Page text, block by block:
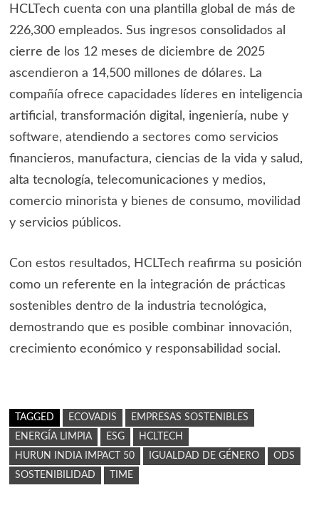
HCLTech cuenta con una plantilla global de más de
226,300 empleados. Sus ingresos consolidados al
cierre de los 12 meses de diciembre de 2025
ascendieron a 14,500 millones de dólares. La
compañía ofrece capacidades líderes en inteligencia
artificial, transformación digital, ingeniería, nube y
software, atendiendo a sectores como servicios
financieros, manufactura, ciencias de la vida y salud,
alta tecnología, telecomunicaciones y medios,
comercio minorista y bienes de consumo, movilidad
y servicios públicos.
Con estos resultados, HCLTech reafirma su posición
como un referente en la integración de prácticas
sostenibles dentro de la industria tecnológica,
demostrando que es posible combinar innovación,
crecimiento económico y responsabilidad social.
TAGGED ECOVADIS
EMPRESAS SOSTENIBLES
ENERGÍA LIMPIA
ESG
HCLTECH
HURUN INDIA IMPACT 50
IGUALDAD DE GÉNERO
ODS
SOSTENIBILIDAD
TIME